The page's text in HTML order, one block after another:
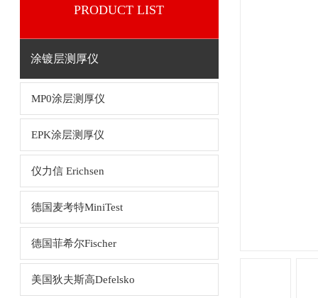
PRODUCT LIST
涂镀层测厚仪
MP0涂层测厚仪
EPK涂层测厚仪
仪力信 Erichsen
德国麦考特MiniTest
德国菲希尔Fischer
美国狄夫斯高Defelsko